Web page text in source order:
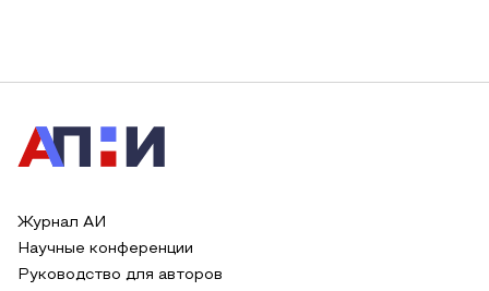
Журнал АИ
Научные конференции
Руководство для авторов